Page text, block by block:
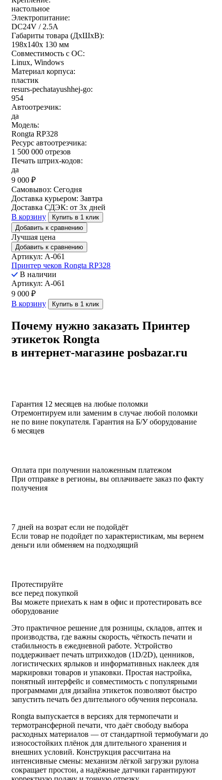
настольное
Электропитание:
DC24V / 2.5A
Габариты товара (ДxШxВ):
198х140х 130 мм
Совместимость с ОС:
Linux, Windows
Материал корпуса:
пластик
resurs-pechatayushhej-go:
954
Автоотрезчик:
да
Модель:
Rongta RP328
Ресурс автоотрезчика:
1 500 000 отрезов
Печать штрих-кодов:
да
9 000 ₽
Самовывоз: Сегодня
Доставка курьером: Завтра
Доставка СДЭК: от 3х дней
В корзину
Купить в 1 клик
Добавить к сравнению
Лучшая цена
Добавить к сравнению
Артикул: A-061
Принтер чеков Rongta RP328
В наличии
Артикул: A-061
9 000 ₽
В корзину
Купить в 1 клик
Почему нужно заказать Принтер
этикеток Rongta
в интернет-магазине posbazar.ru
Гарантия 12 месяцев на любые поломки
Отремонтируем или заменим в случае любой поломки
не по вине покупателя. Гарантия на Б/У оборудование
6 месяцев
Оплата при получении наложенным платежом
При отправке в регионы, вы оплачиваете заказ по факту
получения
7 дней на возрат если не подойдёт
Если товар не подойдет по характеристикам, мы вернем
деньги или обменяем на подходящий
Протестируйте
все перед покупкой
Вы можете приехать к нам в офис и протестировать все
оборудование
Это практичное решение для розницы, складов, аптек и
производства, где важны скорость, чёткость печати и
стабильность в ежедневной работе. Устройство
поддерживает печать штрихкодов (1D/2D), ценников,
логистических ярлыков и информативных наклеек для
маркировки товаров и упаковки. Простая настройка,
понятный интерфейс и совместимость с популярными
программами для дизайна этикеток позволяют быстро
запустить печать без длительного обучения персонала.
Rongta выпускается в версиях для термопечати и
термотрансферной печати, что даёт свободу выбора
расходных материалов — от стандартной термобумаги до
износостойких плёнок для длительного хранения и
внешних условий. Конструкция рассчитана на
интенсивные смены: механизм лёгкой загрузки рулона
сокращает простои, а надёжные датчики гарантируют